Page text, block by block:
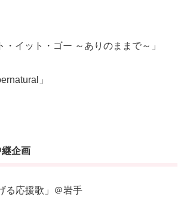
・イット・ゴー ～ありのままで～」
」
企画
る応援歌」＠岩手